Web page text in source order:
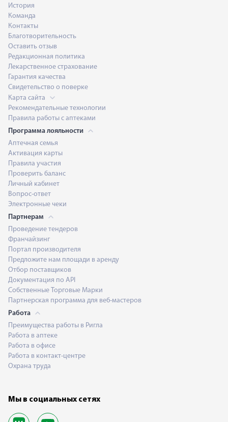
История
Команда
Контакты
Благотворительность
Оставить отзыв
Редакционная политика
Лекарственное страхование
Гарантия качества
Свидетельство о поверке
Карта сайта
Рекомендательные технологии
Правила работы с аптеками
Программа лояльности
Аптечная семья
Активация карты
Правила участия
Проверить баланс
Личный кабинет
Вопрос-ответ
Электронные чеки
Партнерам
Проведение тендеров
Франчайзинг
Портал производителя
Предложите нам площади в аренду
Отбор поставщиков
Документация по API
Собственные Торговые Марки
Партнерская программа для веб-мастеров
Работа
Преимущества работы в Ригла
Работа в аптеке
Работа в офисе
Работа в контакт-центре
Охрана труда
Мы в социальных сетях